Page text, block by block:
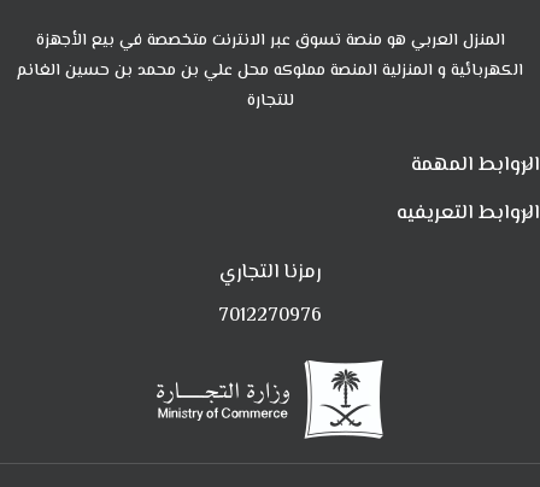
المنزل العربي هو منصة تسوق عبر الانترنت متخصصة في بيع الأجهزة
الكهربائية و المنزلية المنصة مملوكه محل علي بن محمد بن حسين الغانم
للتجارة
الروابط المهمة
الروابط التعريفيه
رمزنا التجاري
7012270976